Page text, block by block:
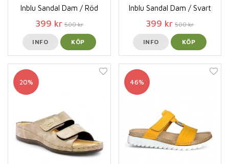
Inblu Sandal Dam / Röd
399 kr 500 kr
INFO KÖP
Inblu Sandal Dam / Svart
399 kr 500 kr
INFO KÖP
20% 46%